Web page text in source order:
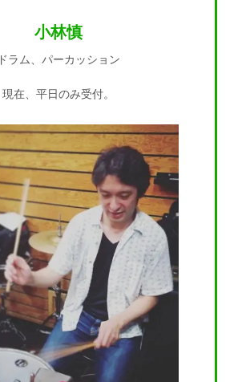
小林慎
ドラム、パーカッション
現在、平日のみ受付。